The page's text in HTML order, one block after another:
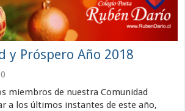
y Próspero Año 2018
0
miembros de nuestra Comunidad
a los últimos instantes de este año,